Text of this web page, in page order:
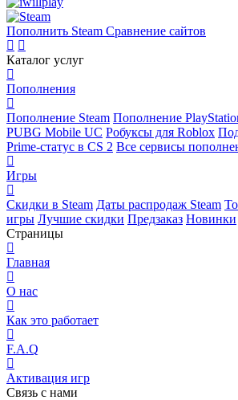
Пополнить Steam Сравнение сайтов
Каталог услуг
Пополнения
Пополнение Steam Пополнение
PUBG Mobile UC Робуксы для Roblox
Prime-статус в CS 2 Все сервисы
Игры
Скидки в Steam Даты распродаж Steam
игры Лучшие скидки Предзаказ Новинки
Страницы
Главная
О нас
Как это работает
F.A.Q
Активация игр
Связь с нами